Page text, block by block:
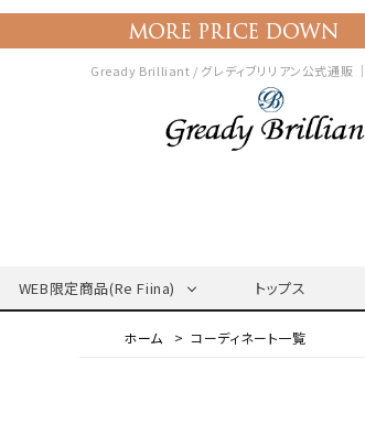
Gready Brilliant / グレディブリリアン公式通販 ｜
WEB限定商品(Re Fiina) トップス
コーディネート一覧